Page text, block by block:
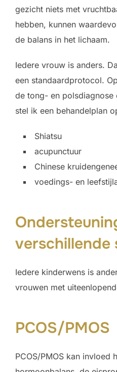
gezicht niets met
hebben, kunnen
de balans in het lichaam.
Iedere vrouw is anders.
een standaardprotocol.
de tong- en polsdiagnose
stel ik een behandelplan
Shiatsu
acupunctuur
Chinese
voedings- en
verschillende
Iedere kinderwens is
vrouwen met
PCOS/PMOS
PCOS/PMOS kan invloed